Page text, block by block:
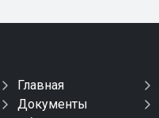
Главная
Документы